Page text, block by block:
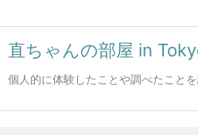
直ちゃんの部屋 in
個人的に体験したことや調べたこと